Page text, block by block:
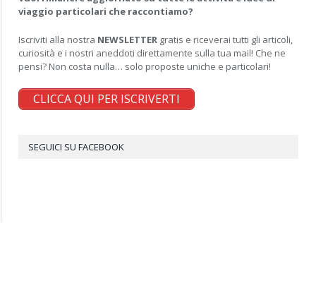
viaggio particolari che raccontiamo?
Iscriviti alla nostra NEWSLETTER gratis e riceverai tutti gli articoli,
curiosità e i nostri aneddoti direttamente sulla tua mail! Che ne
pensi? Non costa nulla… solo proposte uniche e particolari!
CLICCA QUI PER ISCRIVERTI
SEGUICI SU FACEBOOK